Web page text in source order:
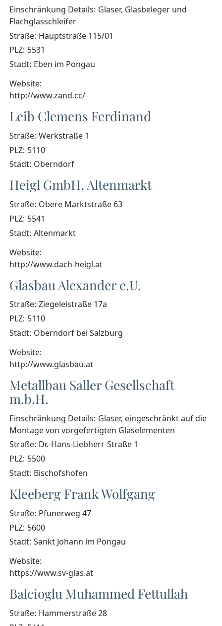
Einschränkung Details: Glaser, Glasbeleger und
Flachglasschleifer
Straße: Hauptstraße 115/01
PLZ: 5531
Stadt: Eben im Pongau
Website:
http://www.zand.cc/
Leib Clemens Ferdinand
Straße: Werkstraße 1
PLZ: 5110
Stadt: Oberndorf
Heigl GmbH, Altenmarkt
Straße: Obere Marktstraße 63
PLZ: 5541
Stadt: Altenmarkt
Website:
http://www.dach-heigl.at
Glasbau Alexander e.U.
Straße: Ziegeleistraße 17a
PLZ: 5110
Stadt: Oberndorf bei Salzburg
Website:
http://www.glasbau.at
Metallbau Saller Gesellschaft
m.b.H.
Einschränkung Details: Glaser, eingeschränkt auf die
Montage von vorgefertigten Glaselementen
Straße: Dr.-Hans-Liebherr-Straße 1
PLZ: 5500
Stadt: Bischofshofen
Kleeberg Frank Wolfgang
Straße: Pfunerweg 47
PLZ: 5600
Stadt: Sankt Johann im Pongau
Website:
https://www.sv-glas.at
Balcioglu Muhammed Fettullah
Straße: Hammerstraße 28